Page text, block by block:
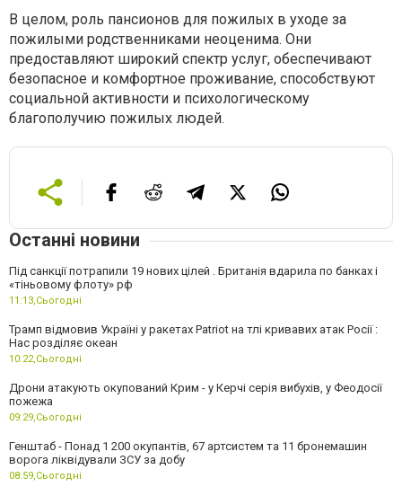
В целом, роль пансионов для пожилых в уходе за
пожилыми родственниками неоценима. Они
предоставляют широкий спектр услуг, обеспечивают
безопасное и комфортное проживание, способствуют
социальной активности и психологическому
благополучию пожилых людей.
Останні новини
Під санкції потрапили 19 нових цілей . Британія вдарила по банках і
«тіньовому флоту» рф
11:13,Сьогодні
Трамп відмовив Україні у ракетах Patriot на тлі кривавих атак Росії :
Нас розділяє океан
10:22,Сьогодні
Дрони атакують окупований Крим - у Керчі серія вибухів, у Феодосії
пожежа
09:29,Сьогодні
Генштаб - Понад 1 200 окупантів, 67 артсистем та 11 бронемашин
ворога ліквідували ЗСУ за добу
08:59,Сьогодні